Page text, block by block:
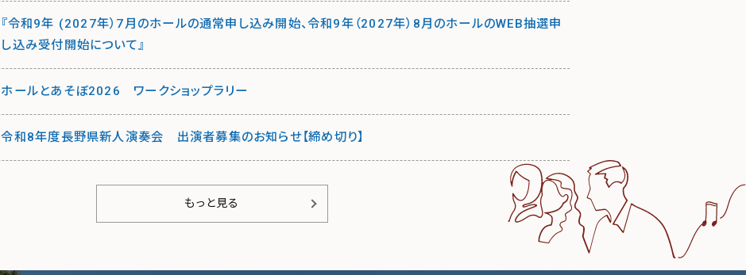
『令和9年 (2027年）7月のホールの通常申し込み開始、令和9年（2027年）8月のホールのWEB抽選申
し込み受付開始について』
ホールとあそぼ2026 ワークショップラリー
令和8年度長野県新人演奏会 出演者募集のお知らせ【締め切り】
もっと見る